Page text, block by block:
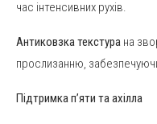
час інтенсивних рухів.
Антиковзка текстура на
прослизанню,
Підтримка п’яти та ахілла